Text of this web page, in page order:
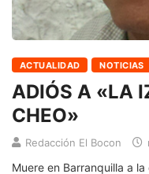
ACTUALIDAD NOTICIAS
ADIÓS A «LA
CHEO»
Redacción El Bocon
Muere en Barranquilla a